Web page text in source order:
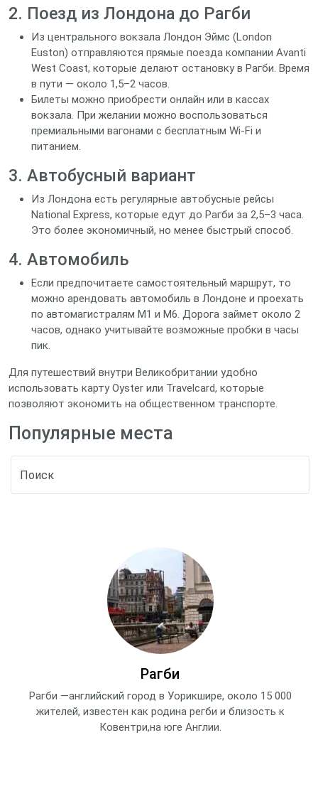
2. Поезд из Лондона до Рагби
Из центрального вокзала Лондон Эймс (London
Euston) отправляются прямые поезда компании Avanti
West Coast, которые делают остановку в Рагби. Время
в пути — около 1,5–2 часов.
Билеты можно приобрести онлайн или в кассах
вокзала. При желании можно воспользоваться
премиальными вагонами с бесплатным Wi‑Fi и
питанием.
3. Автобусный вариант
Из Лондона есть регулярные автобусные рейсы
National Express, которые едут до Рагби за 2,5–3 часа.
Это более экономичный, но менее быстрый способ.
4. Автомобиль
Если предпочитаете самостоятельный маршрут, то
можно арендовать автомобиль в Лондоне и проехать
по автомагистралям M1 и M6. Дорога займет около 2
часов, однако учитывайте возможные пробки в часы
пик.
Для путешествий внутри Великобритании удобно
использовать карту Oyster или Travelcard, которые
позволяют экономить на общественном транспорте.
Популярные места
Рагби
Рагби —английский город в Уорикшире, около 15 000
жителей, известен как родина регби и близость к
Ковентри,на юге Англии.